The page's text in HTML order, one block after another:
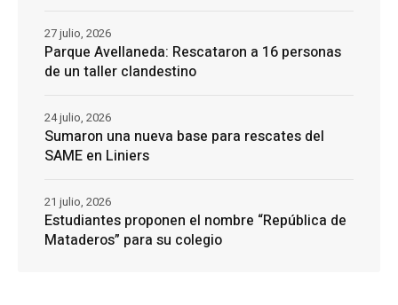
Parque Avellaneda: Rescataron a 16 personas
de un taller clandestino
27 julio, 2026
Sumaron una nueva base para rescates del
SAME en Liniers
24 julio, 2026
Estudiantes proponen el nombre “República de
Mataderos” para su colegio
21 julio, 2026